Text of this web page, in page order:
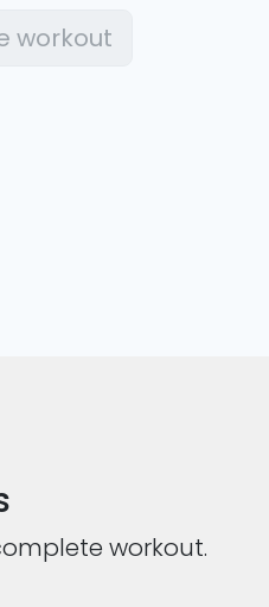
workout
workout.